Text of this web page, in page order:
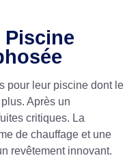
Piscine
pour leur piscine dont le
Après un
critiques. La
de chauffage et une
revêtement innovant.